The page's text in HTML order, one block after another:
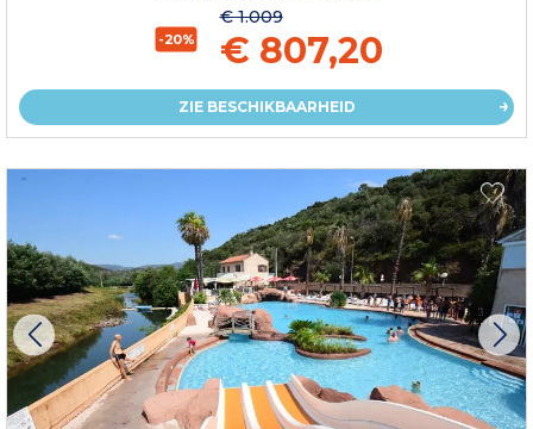
-20%
€ 1.009
€ 807,20
ZIE BESCHIKBAARHEID